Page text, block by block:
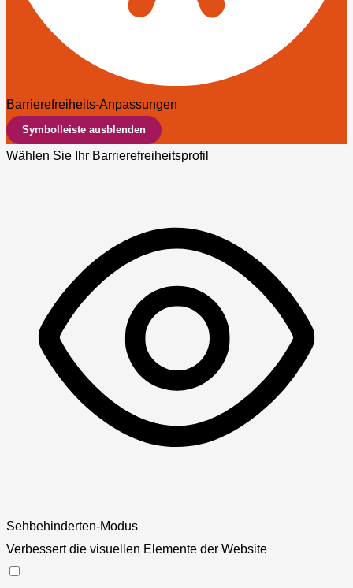
Barrierefreiheits-Anpassungen
Symbolleiste ausblenden
Wählen Sie Ihr Barrierefreiheitsprofil
Sehbehinderten-Modus
Verbessert die visuellen Elemente der Website